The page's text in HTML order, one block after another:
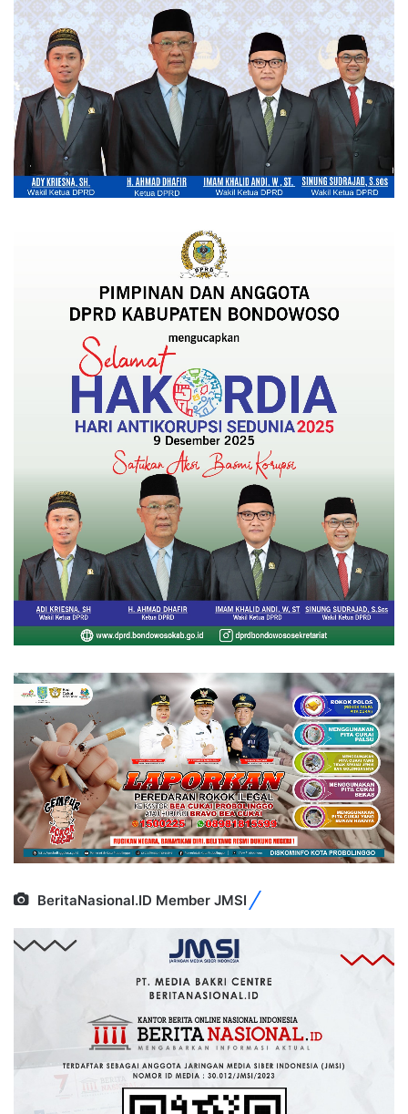
BeritaNasional.ID Member JMSI